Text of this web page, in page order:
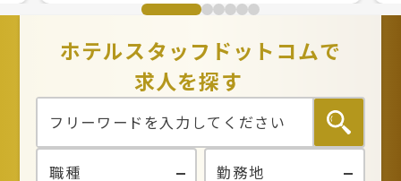
ホテルスタッフドットコムで
求人を探す